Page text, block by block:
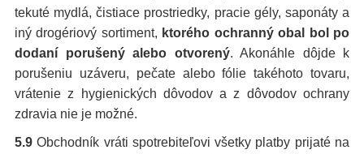
tekuté mydlá, čistiace prostriedky, pracie gély, saponáty a
iný drogériový sortiment, ktorého ochranný obal bol po
dodaní porušený alebo otvorený. Akonáhle dôjde k
porušeniu uzáveru, pečate alebo fólie takéhoto tovaru,
vrátenie z hygienických dôvodov a z dôvodov ochrany
zdravia nie je možné.
5.9 Obchodník vráti spotrebiteľovi všetky platby prijaté na